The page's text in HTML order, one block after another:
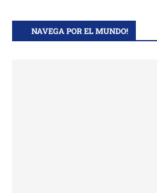
NAVEGA POR EL MUNDO!